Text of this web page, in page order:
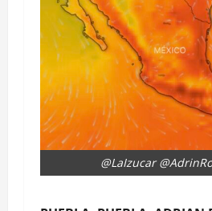
@LaIzucar